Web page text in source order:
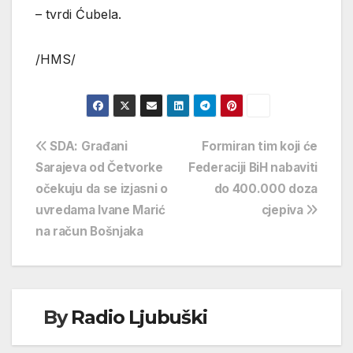
– tvrdi Ćubela.
/HMS/
Navigacija
objava
Formiran tim koji će
Federaciji BiH nabaviti
do 400.000 doza
cjepiva
SDA: Građani
Sarajeva od Četvorke
očekuju da se izjasni o
uvredama Ivane Marić
na račun Bošnjaka
ByRadio Ljubuški